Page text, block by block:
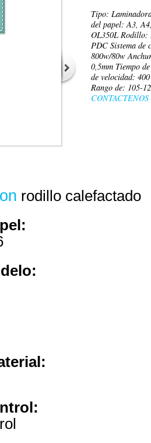
Tipo:
del papel: A3,
OL350L Rodillo:
PDC Sistema de
800w/80w
0,5mm Tiempo
de velocidad:
Rango de: 105-
CONTACTENOS
rodillo calefactado